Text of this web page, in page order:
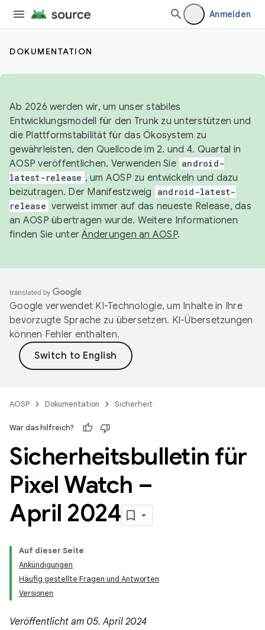
Anmelden
DOKUMENTATION
Ab 2026 werden wir, um unser stabiles
Entwicklungsmodell für den Trunk zu unterstützen und
die Plattformstabilität für das Ökosystem zu
gewährleisten, den Quellcode im 2. und 4. Quartal in
AOSP veröffentlichen. Verwenden Sie android-
latest-release , um AOSP zu entwickeln und dazu
beizutragen. Der Manifestzweig
android-latest-
release verweist immer auf das neueste Release, das
an AOSP übertragen wurde. Weitere Informationen
finden Sie unterÄnderungen an AOSP.
Google verwendet KI-Technologie, um Inhalte in Ihre
bevorzugte Sprache zu übersetzen. KI-Übersetzungen
können Fehler enthalten.
AOSP Dokumentation Sicherheit
War das hilfreich?
Sicherheitsbulletin für
Pixel Watch –
April 2024
Auf dieser Seite
Ankündigungen
Häufig gestellte Fragen und Antworten
Versionen
Veröffentlicht am 05. April 2024